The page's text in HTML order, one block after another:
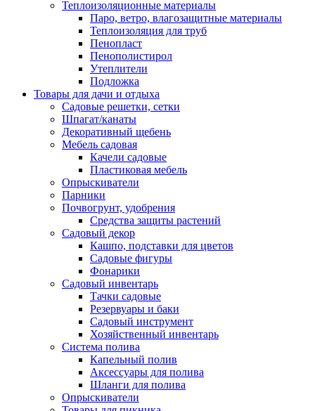
Теплоизоляционные материалы
Паро, ветро, влагозащитные материалы
Теплоизоляция для труб
Пенопласт
Пенополистирол
Утеплители
Подложка
Товары для дачи и отдыха
Садовые решетки, сетки
Шпагат/канаты
Декоративный щебень
Мебель садовая
Качели садовые
Пластиковая мебель
Опрыскиватели
Парники
Почвогрунт, удобрения
Средства защиты растений
Садовый декор
Кашпо, подставки для цветов
Садовые фигуры
Фонарики
Садовый инвентарь
Тачки садовые
Резервуары и баки
Садовый инструмент
Хозяйственный инвентарь
Система полива
Капельный полив
Аксессуары для полива
Шланги для полива
Опрыскиватели